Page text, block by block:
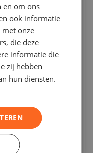
steun in fietskar
en om ons
ook informatie
met onze
die deze
informatie die
zij hebben
hun diensten.